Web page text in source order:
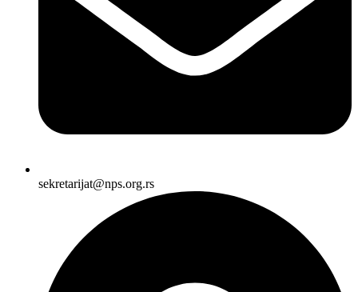
sekretarijat@nps.org.rs